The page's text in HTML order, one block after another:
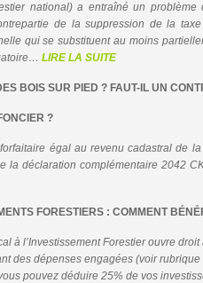
national) a entraîné un
de la suppression de la
qui se substituent au moins
LIRE LA SUITE
BOIS SUR PIED ? FAUT-IL UN
?
égal au revenu cadastral de
la déclaration complémentaire 2042
FORESTIERS : COMMENT
à l’Investissement Forestier ouvre
des dépenses engagées (voir
pouvez déduire 25% de vos